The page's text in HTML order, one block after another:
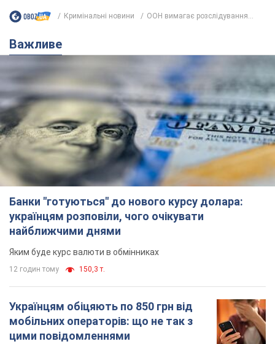
Кримінальні новини ООН вимагає розслідування...
Важливе
Банки "готуються" до нового курсу долара:
українцям розповіли, чого очікувати
найближчими днями
Яким буде курс валюти в обмінниках
12 годин тому 150,3 т.
Українцям обіцяють по 850 грн від
мобільних операторів: що не так з
цими повідомленнями